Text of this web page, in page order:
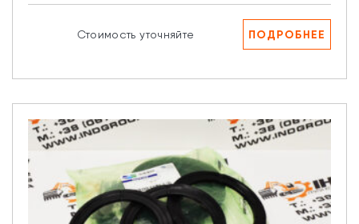
Стоимость уточняйте ПОДРОБНЕЕ